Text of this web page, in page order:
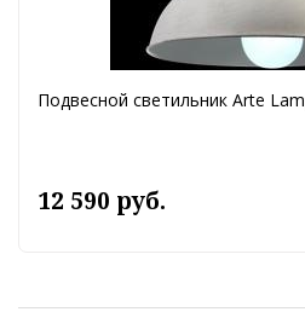
Подвесной светильник Arte
12 590 руб.